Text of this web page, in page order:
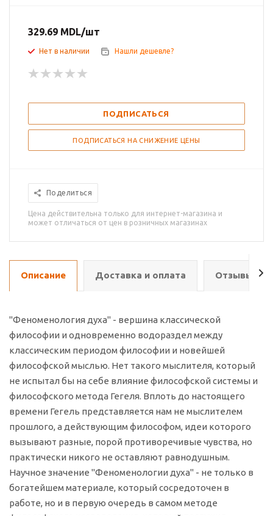
329.69 MDL/шт
Нет в наличии Нашли дешевле?
ПОДПИСАТЬСЯ
ПОДПИСАТЬСЯ НА СНИЖЕНИЕ ЦЕНЫ
Поделиться
Цена действительна только для интернет-магазина и
может отличаться от цен в розничных магазинах
Описание Доставка и оплата Отзывы о
"Феноменология духа" - вершина классической
философии и одновременно водораздел между
классическим периодом философии и новейшей
философской мыслью. Нет такого мыслителя, который
не испытал бы на себе влияние философской системы и
философского метода Гегеля. Вплоть до настоящего
времени Гегель представляется нам не мыслителем
прошлого, а действующим философом, идеи которого
вызывают разные, порой противоречивые чувства, но
практически никого не оставляют равнодушным.
Научное значение "Феноменологии духа" - не только в
богатейшем материале, который сосредоточен в
работе, но и в первую очередь в самом методе